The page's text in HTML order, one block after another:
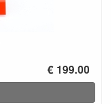
€ 199.00